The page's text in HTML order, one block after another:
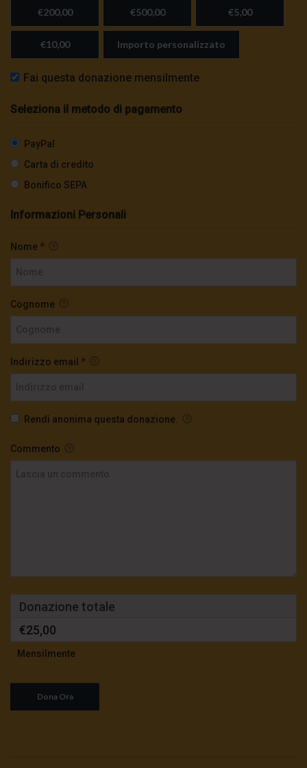
€200,00 €500,00 €5,00
€10,00 Importo personalizzato
Fai questa donazione mensilmente
Seleziona il metodo di pagamento
PayPal
Carta di credito
Bonifico SEPA
Informazioni Personali
Nome *
Cognome
Indirizzo email *
Rendi anonima questa donazione.
Commento
Donazione totale
€25,00
Mensilmente